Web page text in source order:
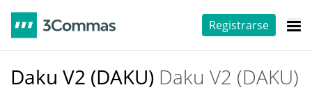
Registrarse
Daku V2 (DAKU) Daku V2 (DAKU)